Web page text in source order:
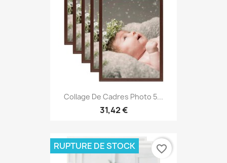
Collage De Cadres Photo 5...
31,42 €
RUPTURE DE STOCK favorite_border